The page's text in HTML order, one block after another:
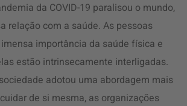
da COVID-19 paralisou o mundo,
relação com a saúde. As pessoas
importância da saúde física e
estão intrinsecamente interligadas.
adotou uma abordagem mais
de si mesma, as organizações